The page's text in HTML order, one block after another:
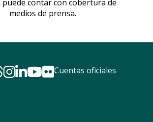
Cuentas oficiales